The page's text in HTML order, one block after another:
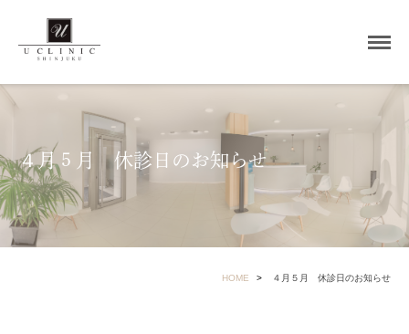
４月５月 休診日のお知らせ
HOME ４月５月 休診日のお知らせ